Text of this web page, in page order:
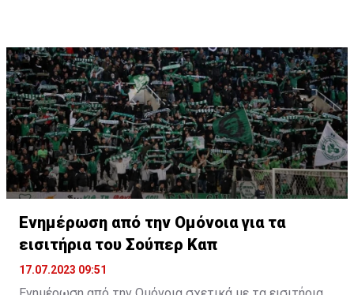
Ενημέρωση από την Ομόνοια για τα
εισιτήρια του Σούπερ Καπ
17.07.2023 09:51